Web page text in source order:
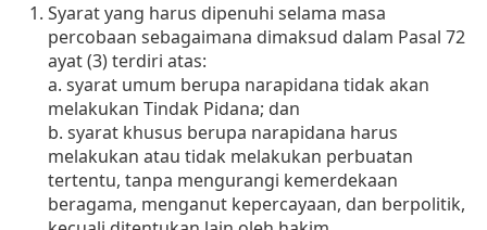
Syarat yang harus dipenuhi selama masa
percobaan sebagaimana dimaksud dalam Pasal 72
ayat (3) terdiri atas:
a. syarat umum berupa narapidana tidak akan
melakukan Tindak Pidana; dan
b. syarat khusus berupa narapidana harus
melakukan atau tidak melakukan perbuatan
tertentu, tanpa mengurangi kemerdekaan
beragama, menganut kepercayaan, dan berpolitik,